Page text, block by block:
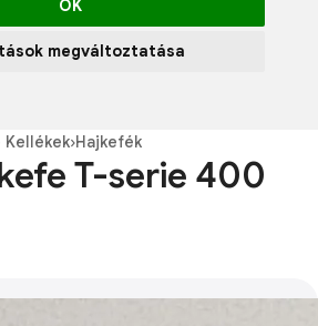
OK
megváltoztatása
Kellékek›Hajkefék
T-serie 400